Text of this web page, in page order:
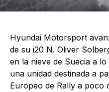
Hyundai Motorsport
de su i20 N. Oliver
en la nieve de Suecia a
una unidad destinada a
Europeo de Rally a poco